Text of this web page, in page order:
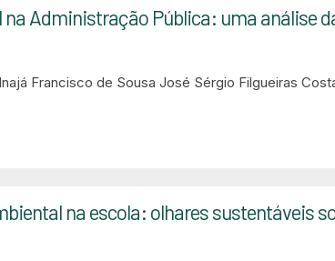
Administração Pública: uma análise
Inajá Francisco de Sousa José Sérgio Filgueiras
na escola: olhares sustentáveis